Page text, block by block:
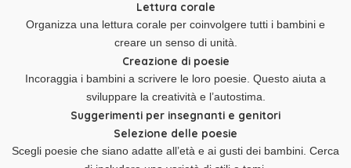
Lettura corale
Organizza una lettura corale per coinvolgere tutti i bambini e
creare un senso di unità.
Creazione di poesie
Incoraggia i bambini a scrivere le loro poesie. Questo aiuta a
sviluppare la creatività e l’autostima.
Suggerimenti per insegnanti e genitori
Selezione delle poesie
Scegli poesie che siano adatte all’età e ai gusti dei bambini. Cerca